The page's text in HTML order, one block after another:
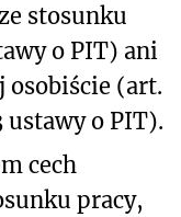
stosunku
o PIT) ani
osobiście (art.
ustawy o PIT).
cech
pracy,